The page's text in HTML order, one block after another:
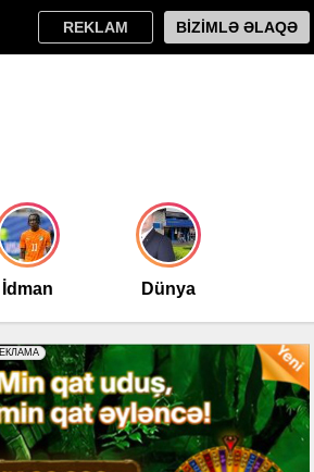
REKLAM BİZİMLƏ ƏLAQƏ
İdman Dünya